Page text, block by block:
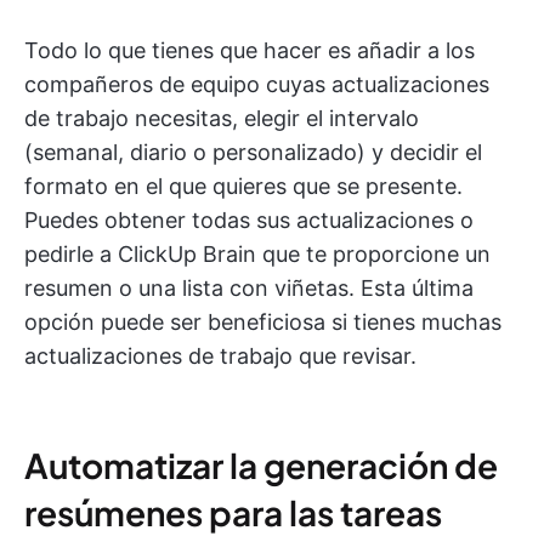
Todo lo que tienes que hacer es añadir a los
compañeros de equipo cuyas actualizaciones
de trabajo necesitas, elegir el intervalo
(semanal, diario o personalizado) y decidir el
formato en el que quieres que se presente.
Puedes obtener todas sus actualizaciones o
pedirle a ClickUp Brain que te proporcione un
resumen o una lista con viñetas. Esta última
opción puede ser beneficiosa si tienes muchas
actualizaciones de trabajo que revisar.
Automatizar la generación de
resúmenes para las tareas